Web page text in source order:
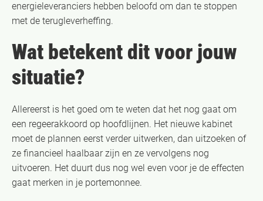
energieleveranciers hebben beloofd om dan te stoppen
met de terugleverheffing.
Wat betekent dit voor jouw
situatie?
Allereerst is het goed om te weten dat het nog gaat om
een regeerakkoord op hoofdlijnen. Het nieuwe kabinet
moet de plannen eerst verder uitwerken, dan uitzoeken of
ze financieel haalbaar zijn en ze vervolgens nog
uitvoeren. Het duurt dus nog wel even voor je de effecten
gaat merken in je portemonnee.